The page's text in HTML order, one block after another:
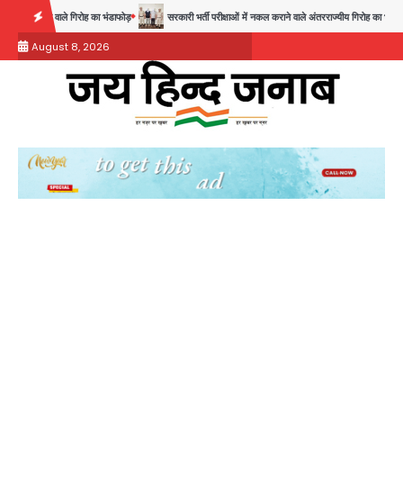
content
का भंडाफोड़ सरकारी भर्ती परीक्षाओं में नकल कराने वाले अंतरराज्यीय गिरोह का भंडाफोड़, मास्टरमाइंड समेत 7
August 8, 2026